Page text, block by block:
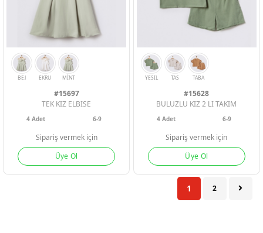
BEYAZ
#15697
TEK KIZ ELBISE
4Adet 6-9
Sipariş vermek için
Üye Ol
#15628
BULUZLU KIZ 2 LI TAKIM
4 Adet 6-9
Sipariş vermek için
Üye Ol
1 2